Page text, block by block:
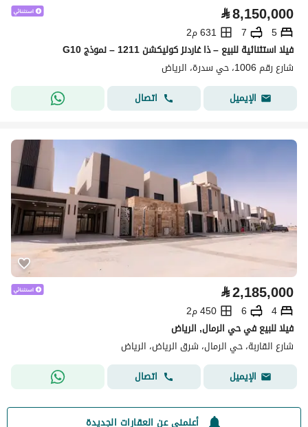
⃁8,150,000
5
7
631 م2
فيلا استثنائية للبيع – ذا غاردنز كوليكشن 1211 – نموذج G10
شارع رقم 1006، حي سدرة، الرياض
الإيميل
اتصال
⃁2,185,000
4
6
450 م2
فيلا للبيع في حي الرمال, الرياض
شارع القاربة، حي الرمال، شرق الرياض، الرياض
الإيميل
اتصال
أعلمني عن العقارات الجديدة